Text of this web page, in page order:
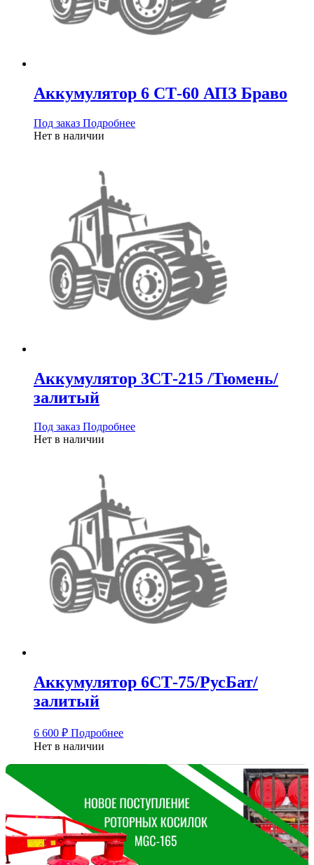
Аккумулятор 6 СТ-60 АПЗ Браво
Под заказ Подробнее
Нет в наличии
Аккумулятор 3СТ-215 /Тюмень/
залитый
Под заказ Подробнее
Нет в наличии
Аккумулятор 6СТ-75/РусБат/
залитый
6 600 ₽ Подробнее
Нет в наличии